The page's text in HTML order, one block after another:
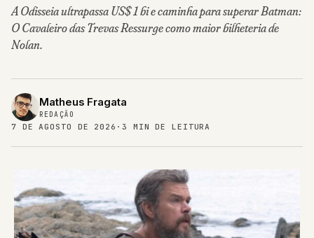
A Odisseia ultrapassa US$ 1 bi e caminha para superar Batman:
O Cavaleiro das Trevas Ressurge como maior bilheteria de
Nolan.
Matheus Fragata
REDAÇÃO
7 DE AGOSTO DE 2026 · 3 MIN DE LEITURA